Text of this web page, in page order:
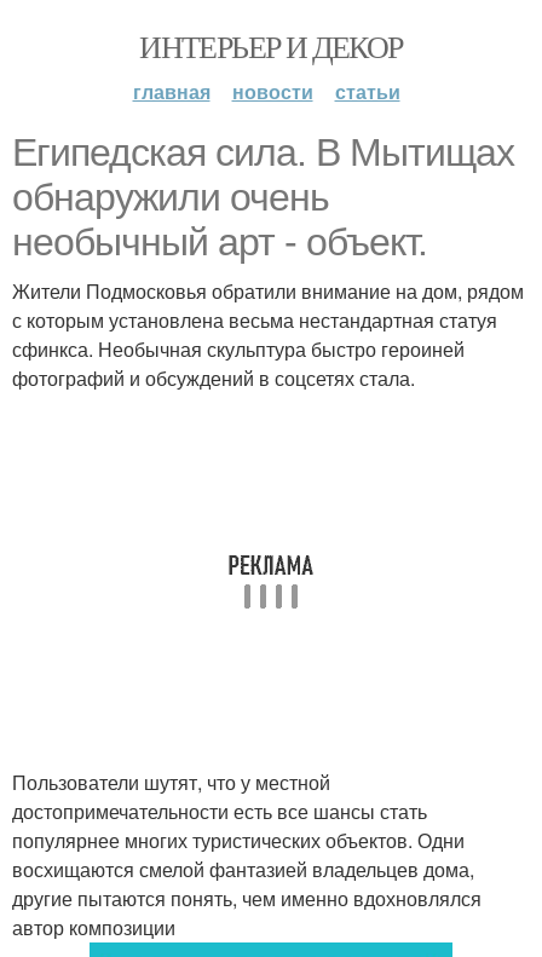
ИНТЕРЬЕР И ДЕКОР
главная новости статьи
Египедская сила. В Мытищах
обнаружили очень
необычный арт - объект.
Жители Подмосковья обратили внимание на дом, рядом
с которым установлена весьма нестандартная статуя
сфинкса. Необычная скульптура быстро героиней
фотографий и обсуждений в соцсетях стала.
Пользователи шутят, что у местной
достопримечательности есть все шансы стать
популярнее многих туристических объектов. Одни
восхищаются смелой фантазией владельцев дома,
другие пытаются понять, чем именно вдохновлялся
автор композиции